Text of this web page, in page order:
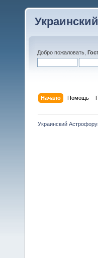
Добро пожаловать,
Начало Помощь
Украинский